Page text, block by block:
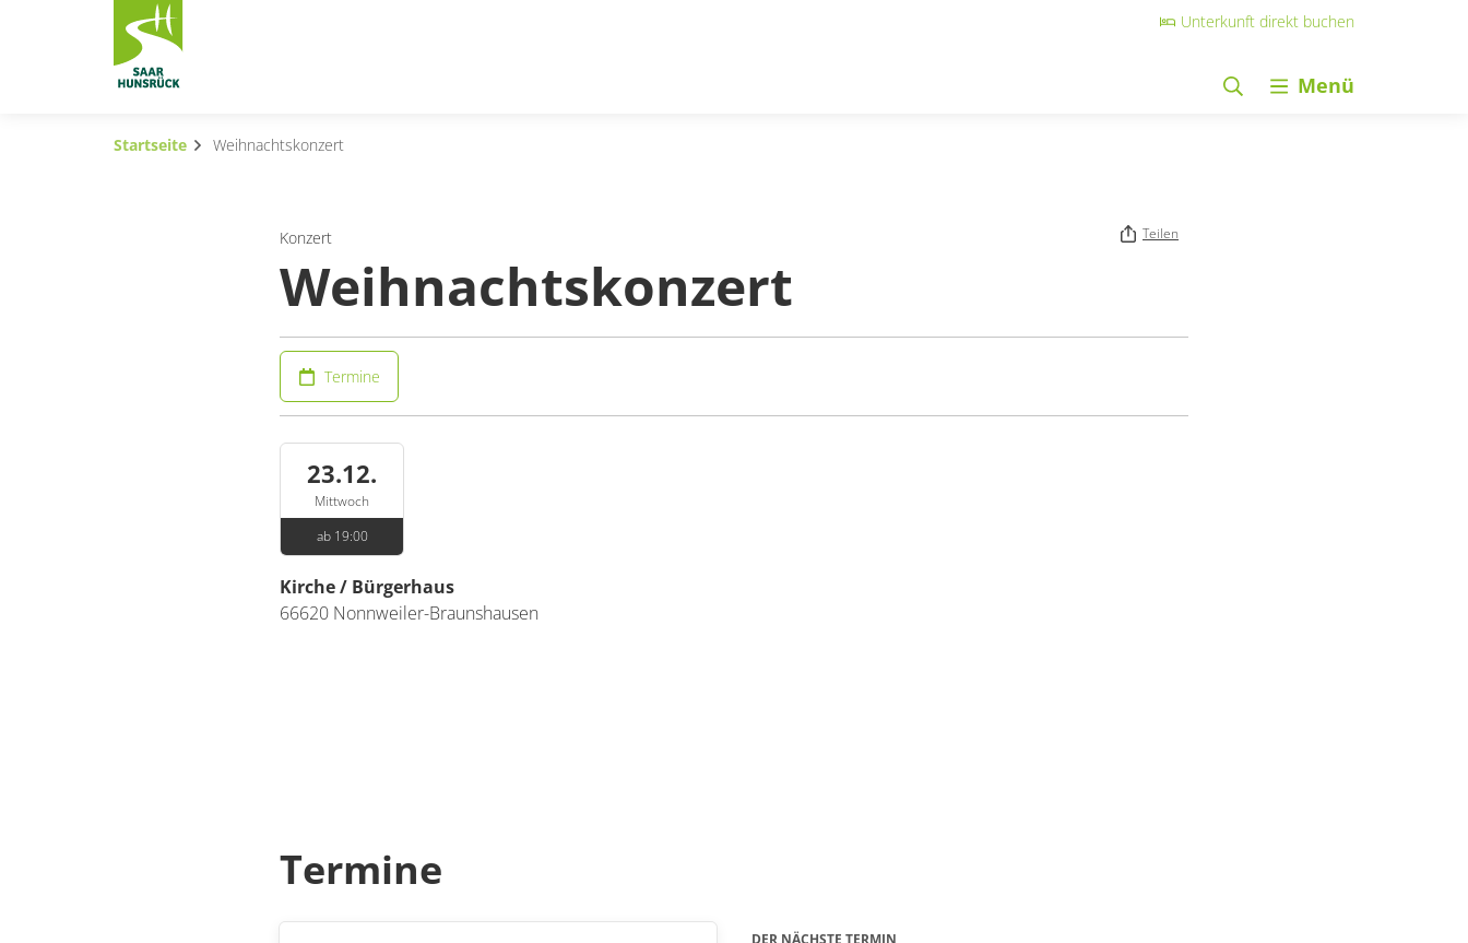
Zum Hauptinhalt springen
Unterkunft direkt buchen
Menü
Startseite Weihnachtskonzert
Konzert Teilen
Weihnachtskonzert
Termine
23.12.
Mittwoch
ab 19:00
Kirche / Bürgerhaus
66620 Nonnweiler-Braunshausen
Termine
DER NÄCHSTE TERMIN